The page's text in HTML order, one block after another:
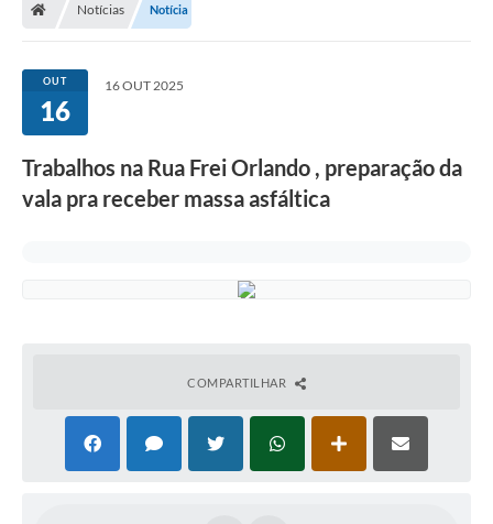
Notícias Notícia
OUT
16
16 OUT 2025
Trabalhos na Rua Frei Orlando , preparação da
vala pra receber massa asfáltica
COMPARTILHAR